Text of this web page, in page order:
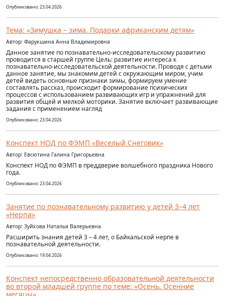
Опубликовано: 23.04.2026
Тема: «Зимушка – зима. Подарки африканским детям»
Автор: Фарукшина Анна Владимировна
Данное занятие по познавательно-исследовательскому развитию
проводится в старшей группе Цель: развитие интереса к
познавательно-исследовательской деятельности. Проводя с детьми
данное занятие, мы знакомим детей с окружающим миром, учим
детей видеть основные признаки зимы, формируем умение
составлять рассказ, происходит формирование психических
процессов с использованием развивающих игр и упражнений для
развития общей и мелкой моторики. Занятие включает развивающие
задания с применением нагляд
Опубликовано: 23.04.2026
Конспект НОД по ФЭМП «Веселый Снеговик»
Автор: Евсютина Галина Григорьевна
Конспект НОД по ФЭМП в преддверие волшебного праздника Нового
года.
Опубликовано: 23.04.2026
Занятие по познавательному развитию у детей 3–4 лет
«Нерпа»
Автор: Зуйкова Наталья Валерьевна
Расширить знания детей 3 – 4 лет, о Байкальской нерпе в
познавательной деятельности.
Опубликовано: 19.04.2026
Конспект непосредственно образовательной деятельности
во второй младшей группе по теме: «Осень. Осенние